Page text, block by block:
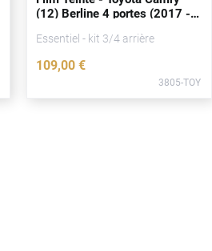
(12) Berline 4portes (2017 -
Essentiel - kit 3/4 arrière
109,00 €
3805-TOY